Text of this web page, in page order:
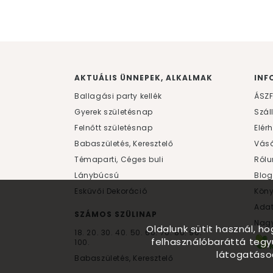
AKTUÁLIS ÜNNEPEK, ALKALMAK
Ballagási party kellék
Gyerek születésnap
Felnőtt születésnap
Babaszületés, Keresztelő
Témaparti, Céges buli
Lánybúcsú
Esküvői Dekoráció
SZÁMOS SZÜLINAP
18. 20. 30. 40. 50. 60.70.80.90.
100.
Babaszületés, Keresztelő
ÁSZF
Blog
Oldalunk sütit használ,
felhasználóbaráttá